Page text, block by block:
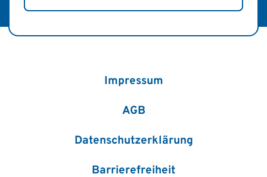
Impressum
AGB
Datenschutzerklärung
Barrierefreiheit